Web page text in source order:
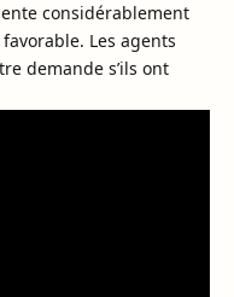
considérablement
Les agents
demande s’ils ont